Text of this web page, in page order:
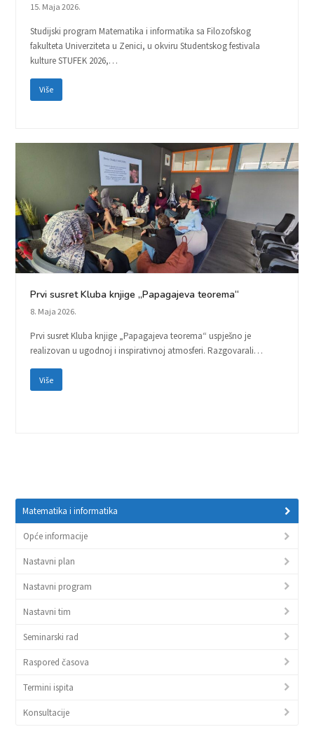
15. Maja 2026.
Studijski program Matematika i informatika sa Filozofskog
fakulteta Univerziteta u Zenici, u okviru Studentskog festivala
kulture STUFEK 2026,…
Više
Prvi susret Kluba knjige „Papagajeva teorema“
8. Maja 2026.
Prvi susret Kluba knjige „Papagajeva teorema“ uspješno je
realizovan u ugodnoj i inspirativnoj atmosferi. Razgovarali…
Više
Matematika i informatika
Opće informacije
Nastavni plan
Nastavni program
Nastavni tim
Seminarski rad
Raspored časova
Termini ispita
Konsultacije